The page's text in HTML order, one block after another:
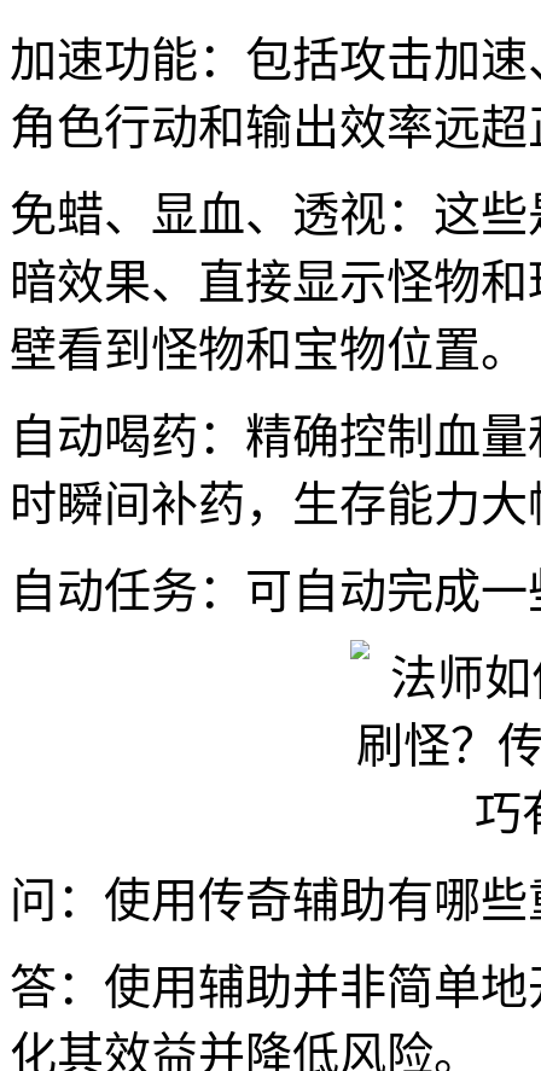
加速功能：包括攻击加
角色行动和输出效率远
免蜡、显血、透视：这
暗效果、直接显示怪物
壁看到怪物和宝物位置。
自动喝药：精确控制血
时瞬间补药，生存能力
自动任务：可自动完成
问：使用传奇辅助有哪
答：使用辅助并非简单
化其效益并降低风险。